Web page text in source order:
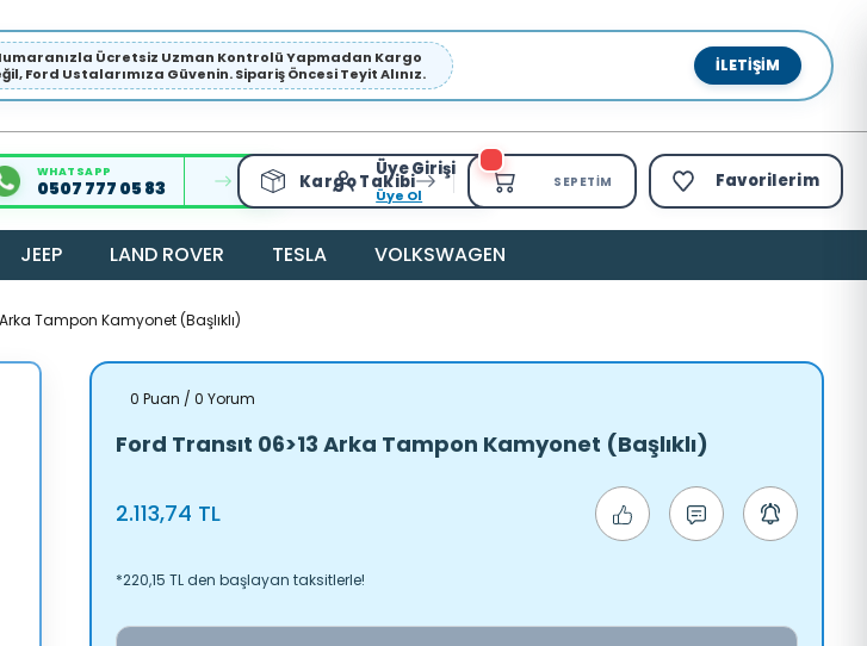
Ücretsiz Uzman Kontrolü Yapmadan Kargo
Ford Ustalarımıza Güvenin. Sipariş Öncesi Teyit Alınız.
İLETIŞIM
WHATSAPP
0507 777 05 83 Kargo Takibi
Üye Girişi
Üye Ol
SEPETIM Favorilerim
JEEP LAND ROVER TESLA VOLKSWAGEN
Tampon Kamyonet (Başlıklı)
0 Puan / 0 Yorum
Ford Transıt 06>13 Arka Tampon Kamyonet (Başlıklı)
2.113,74 TL
*220,15 TL den başlayan taksitlerle!